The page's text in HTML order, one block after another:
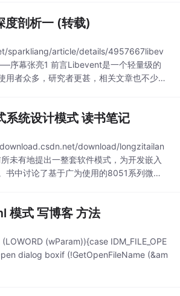
剖析一 (转载)
sparkliang/article/details/4957667libev
序幕张亮1 前言Libevent是一个轻量级的
用者众多，研究者更甚，相关文章也不少。
时间触发嵌入式系统设计模式 读书笔记
download/longzitailan
未有地提出一整套软件模式，为开发嵌入
书中讨论了基于广为使用的8051系列微控
者为迅速创建各种各样的嵌..
模式 写博客 方法
(wParam)){case IDM_FILE_OPE
dialog boxif (!GetOpenFileName (&am